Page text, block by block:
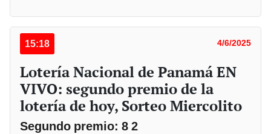
15:18 4/6/2025
Lotería Nacional de Panamá EN
VIVO: segundo premio de la
lotería de hoy, Sorteo Miercolito
Segundo premio: 8 2